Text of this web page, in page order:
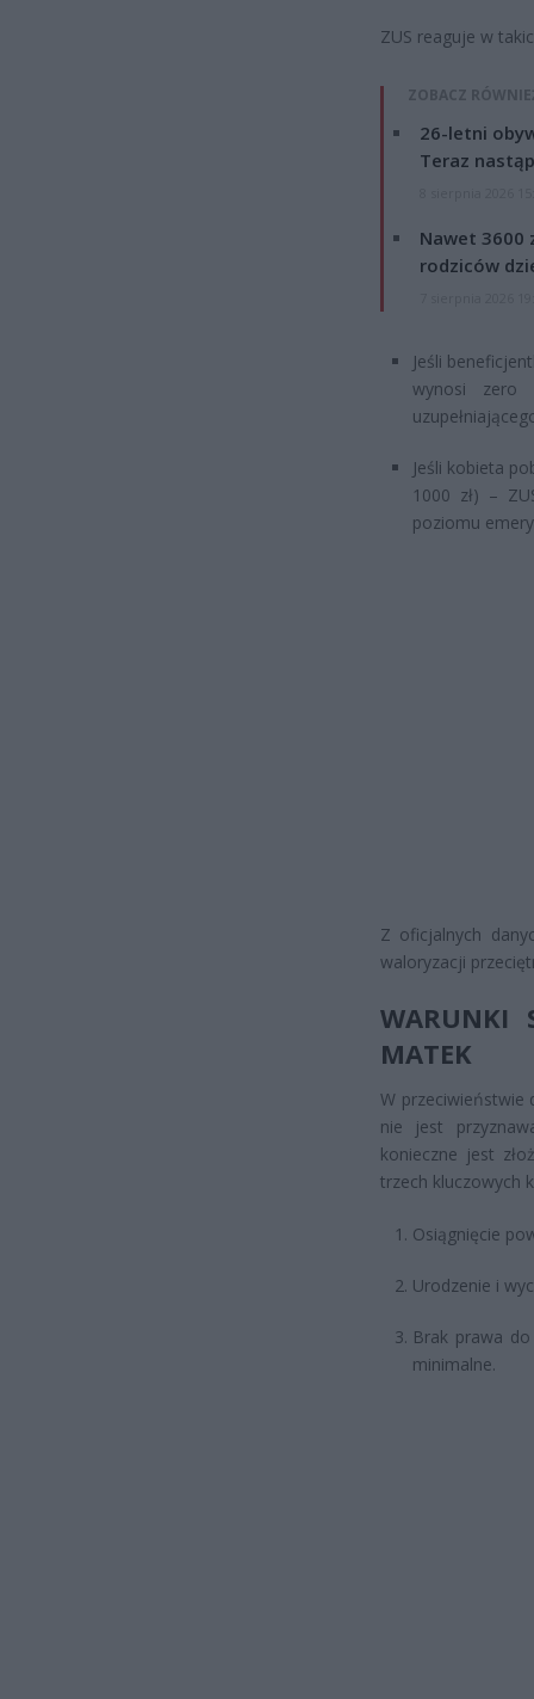
ZUS reaguje w
ZOBACZ
26-letni
Teraz
Nawet 3600
rodziców
Jeśli
wynosi zero
Jeśli kobieta
1000 zł) –
poziomu
Z oficjalnych
waloryzacji
WARUNKI
MATEK
W przeciwieństwie
nie jest
konieczne jest
trzech kluczowych
Osiągnięcie
Urodzenie i
Brak prawa
minimalne.